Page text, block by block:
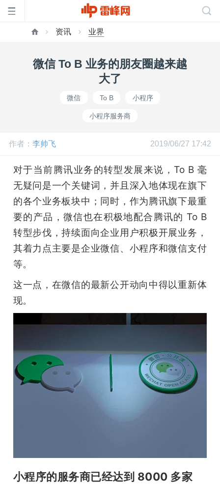
公
开
课
活
心
题
资讯 业界
微信 To B 业务的朋友圈越来越
大了
微信 To B 小程序
小程序服务商
作者： 李帅飞 2019/06/27 17:42
对于当前腾讯业务的转型发展来说，To B 毫
无疑问是一个关键词，并且深入地体现在旗下
的各个业务板块中；同时，作为腾讯旗下最重
要的产品，微信也在积极地配合腾讯的 To B
转型步伐，持续面向企业用户积极开展业务，
其着力点主要是企业微信、小程序和微信支付
等。
这一点，在微信的最新公开动向中得以重新体
现。
小程序的服务商已经达到 8000 多家